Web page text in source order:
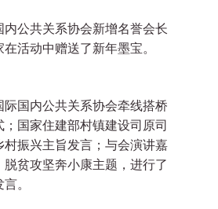
公共关系协会新增名誉会长
活动中赠送了新年墨宝。
国内公共关系协会牵线搭桥
国家住建部村镇建设司原司
振兴主旨发言；与会演讲嘉
贫攻坚奔小康主题，进行了
。